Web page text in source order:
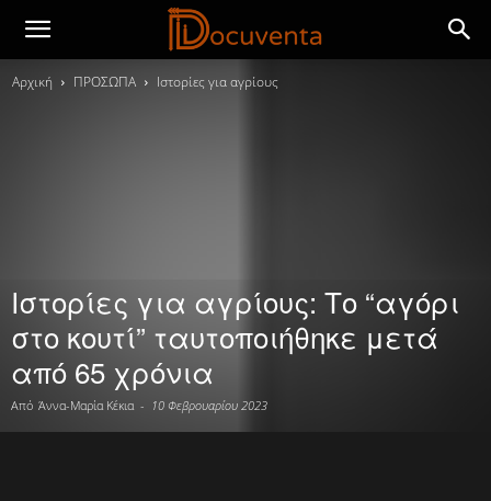
Αρχική ΠΡΟΣΩΠΑ Ιστορίες για αγρίους
Ιστορίες για αγρίους: Το “αγόρι
στο κουτί” ταυτοποιήθηκε μετά
από 65 χρόνια
Από Άννα-Μαρία Κέκια - 10 Φεβρουαρίου 2023